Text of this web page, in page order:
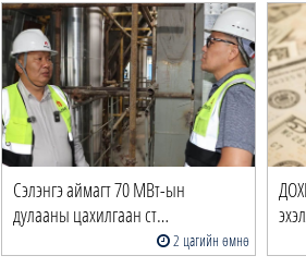
Сэлэнгэ аймагт 70 МВт-ын
дулааны цахилгаан ст…
2 цагийн өмнө